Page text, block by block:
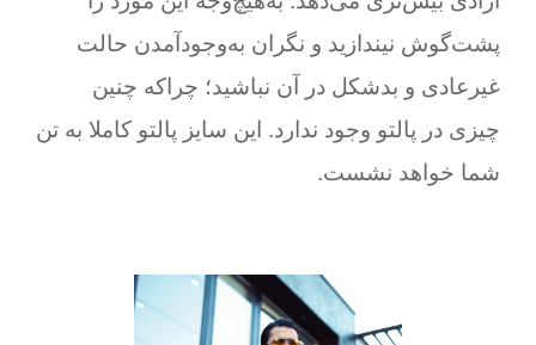
پشت‌گوش نیندازید و نگران به‌وجودآمدن حالت
غیر‌عادی و بد‌شکل در آن نباشید؛ چرا‌که چنین
چیزی در پالتو وجود ندارد. این سایز پالتو کاملا به تن
شما خواهد نشست.